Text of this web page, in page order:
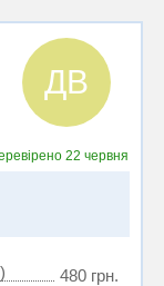
ДВ
22 червня
480 грн.